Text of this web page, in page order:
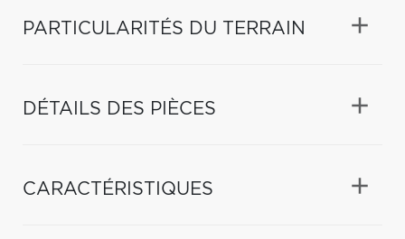
PARTICULARITÉS DU TERRAIN
DÉTAILS DES PIÈCES
CARACTÉRISTIQUES